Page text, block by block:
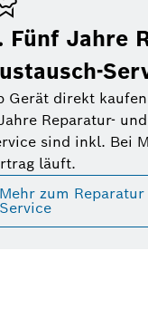
Fünf Jahre
Gerät direkt
Reparatur-
sind inkl. Bei
läuft.
Mehr zum
Service